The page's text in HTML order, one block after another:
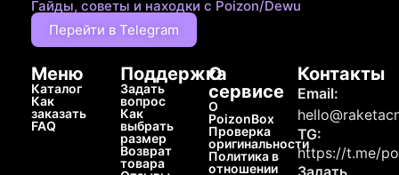
Гайды, советы и находки с Poizon/Dewu
Перейти в Telegram
Меню
Каталог
Как
заказать
FAQ
Поддержка
Задать
вопрос
Как
выбрать
размер
Возврат
товара
О
сервисе
О
PoizonBox
Проверка
оригинальности
Политика в
отношении
Контакты
Email:
TG:
https://t.me/
Задать